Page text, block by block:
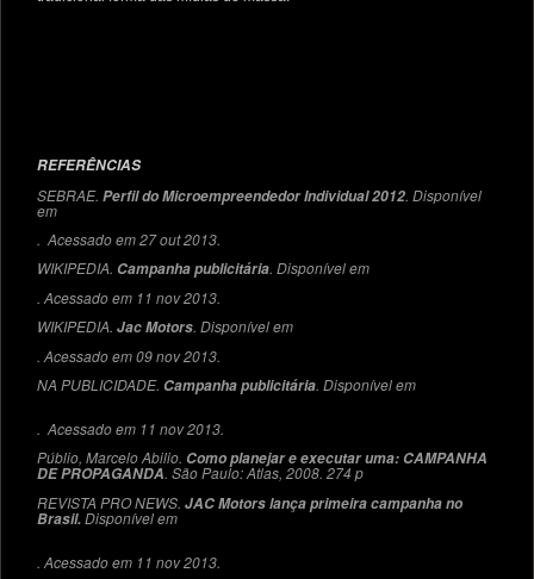
REFERÊNCIAS
SEBRAE. Perfil do Microempreendedor Individual 2012. Disponível
em
. Acessado em 27 out 2013.
WIKIPEDIA. Campanha publicitária. Disponível em
. Acessado em 11 nov 2013.
WIKIPEDIA. Jac Motors. Disponível em
. Acessado em 09 nov 2013.
NA PUBLICIDADE. Campanha publicitária. Disponível em
. Acessado em 11 nov 2013.
Públio, Marcelo Abilio. Como planejar e executar uma: CAMPANHA
DE PROPAGANDA. São Paulo: Atlas, 2008. 274 p
REVISTA PRO NEWS. JAC Motors lança primeira campanha no
Brasil.Disponível em
. Acessado em 11 nov 2013.